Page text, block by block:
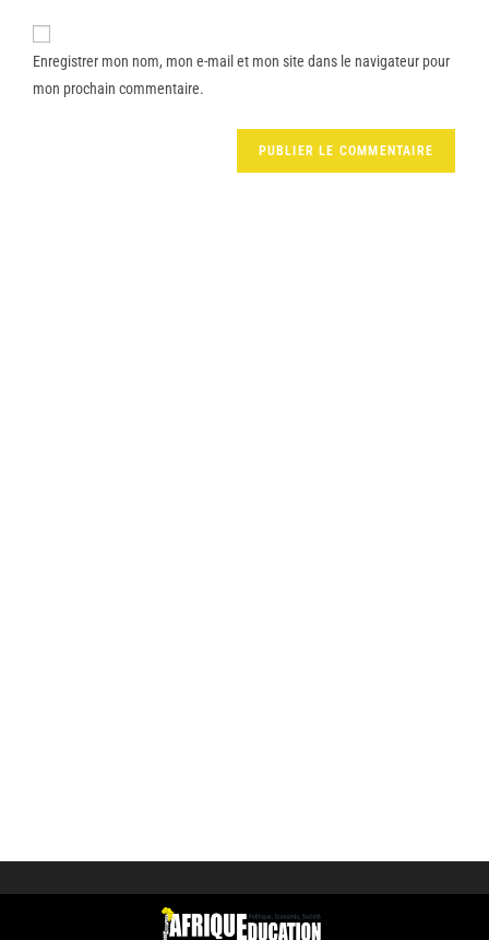
Enregistrer mon nom, mon e-mail et mon site dans le navigateur pour
mon prochain commentaire.